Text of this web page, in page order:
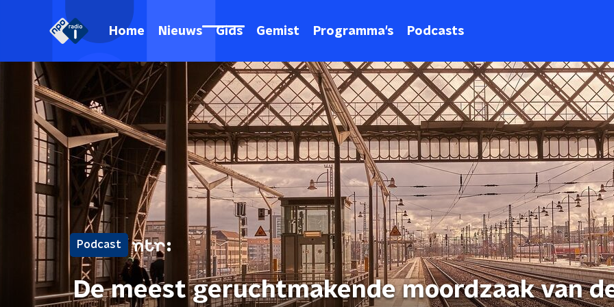
Home Nieuws Gids Gemist Programma's Podcasts
Podcast
De meest geruchtmakende moordzaak van